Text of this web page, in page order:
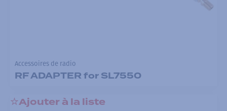
Accessoires de radio
RF ADAPTER for SL7550
Ajouter à la liste